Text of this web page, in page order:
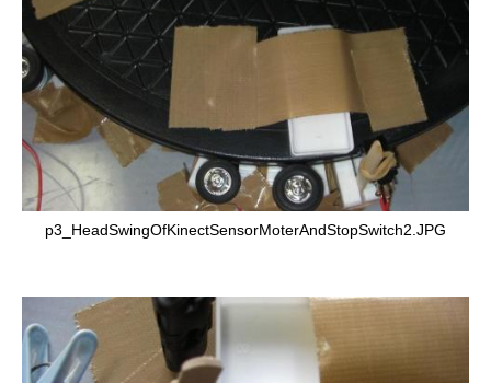
p3_HeadSwingOfKinectSensorMoterAndStopSwitch2.JPG